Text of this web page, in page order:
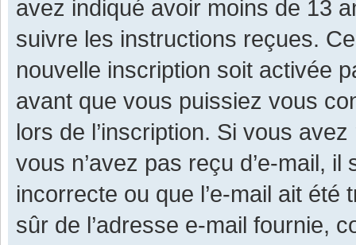
avez indiqué avoir moins de 13
suivre les instructions reçues.
nouvelle inscription soit activée
avant que vous puissiez vous
lors de l’inscription. Si vous
vous n’avez pas reçu d’e-mail,
incorrecte ou que l’e-mail ait
sûr de l’adresse e-mail fournie,